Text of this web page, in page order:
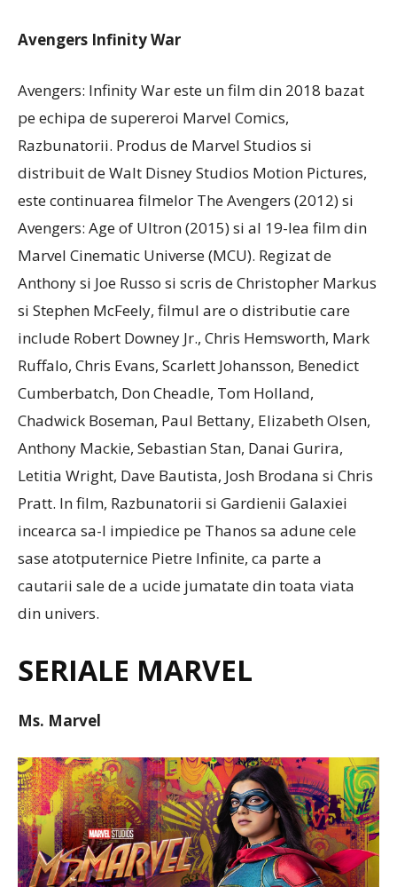
Avengers Infinity War
Avengers: Infinity War este un film din 2018 bazat
pe echipa de supereroi Marvel Comics,
Razbunatorii. Produs de Marvel Studios si
distribuit de Walt Disney Studios Motion Pictures,
este continuarea filmelor The Avengers (2012) si
Avengers: Age of Ultron (2015) si al 19-lea film din
Marvel Cinematic Universe (MCU). Regizat de
Anthony si Joe Russo si scris de Christopher Markus
si Stephen McFeely, filmul are o distributie care
include Robert Downey Jr., Chris Hemsworth, Mark
Ruffalo, Chris Evans, Scarlett Johansson, Benedict
Cumberbatch, Don Cheadle, Tom Holland,
Chadwick Boseman, Paul Bettany, Elizabeth Olsen,
Anthony Mackie, Sebastian Stan, Danai Gurira,
Letitia Wright, Dave Bautista, Josh Brodana si Chris
Pratt. In film, Razbunatorii si Gardienii Galaxiei
incearca sa-l impiedice pe Thanos sa adune cele
sase atotputernice Pietre Infinite, ca parte a
cautarii sale de a ucide jumatate din toata viata
din univers.
SERIALE MARVEL
Ms. Marvel